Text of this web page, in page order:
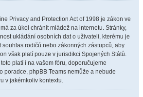
Privacy and Protection Act of 1998 je zákon ve
za úkol chránit mládež na internetu. Stránky,
ukládání osobních dat o uživateli, kterému je
souhlas rodičů nebo zákonných zástupců, aby
však platí pouze v jurisdikci Spojených Států.
platí i na vašem fóru, doporučujeme
poradce, phpBB Teams nemůže a nebude
v jakémkoliv kontextu.